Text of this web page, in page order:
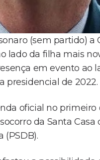
(sem partido)
lado da filha mais
em evento ao
presidencial de 2022.
oficial no primeiro
da Santa
(PSDB).